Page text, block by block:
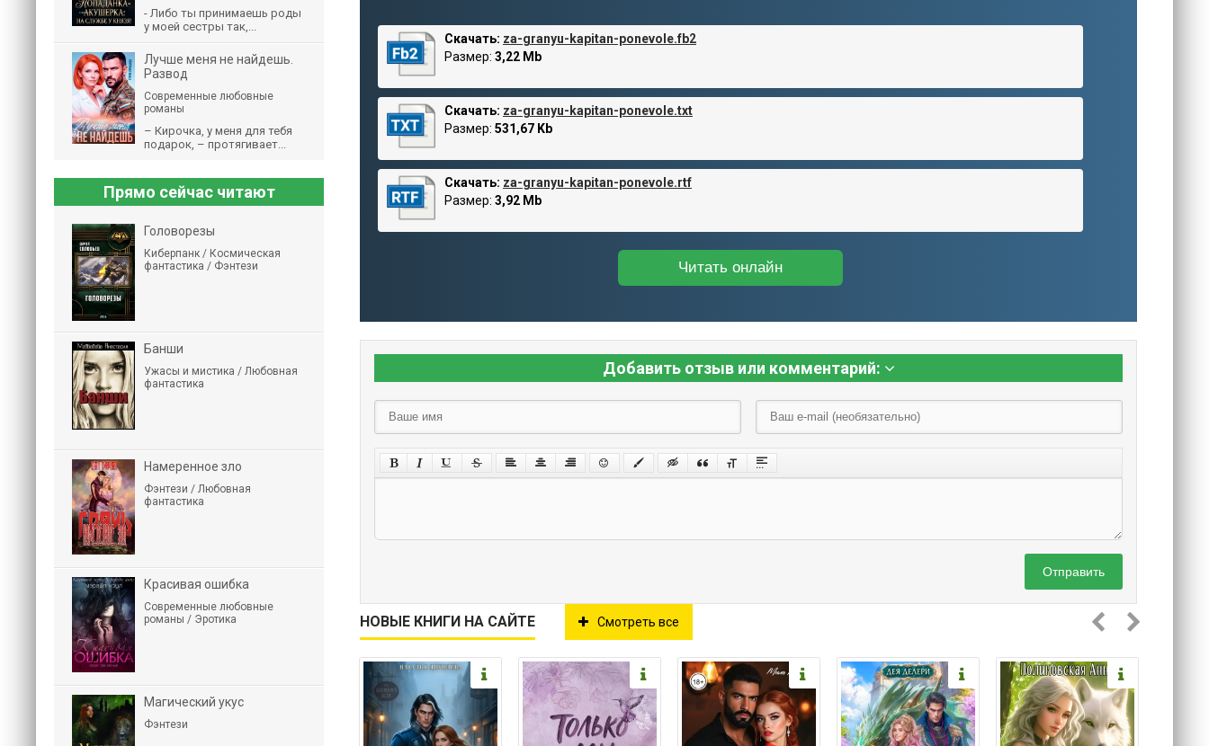
Скачать: za-granyu-kapitan-ponevole.fb2
Размер: 3,22 Mb
Скачать: za-granyu-kapitan-ponevole.txt
Размер: 531,67 Kb
Скачать: za-granyu-kapitan-ponevole.rtf
Размер: 3,92 Mb
Читать онлайн
Добавить отзыв или комментарий:
Отправить
НОВЫЕ КНИГИ НА САЙТЕ Смотреть все
- Либо ты принимаешь роды
у моей сестры так,...
Лучше меня не найдешь.
Развод
Современные любовные
романы
– Кирочка, у меня для тебя
подарок, – протягивает...
Прямо сейчас читают
Головорезы
Киберпанк / Космическая
фантастика / Фэнтези
Банши
Ужасы и мистика / Любовная
фантастика
Намеренное зло
Фэнтези / Любовная
фантастика
Красивая ошибка
Современные любовные
романы / Эротика
Магический укус
Фэнтези